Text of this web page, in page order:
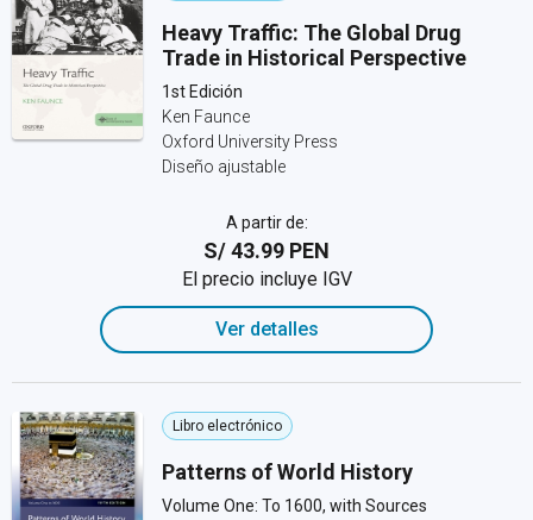
Heavy Traffic: The Global Drug
Trade in Historical Perspective
1st Edición
Ken Faunce
Oxford University Press
Diseño ajustable
A partir de:
S/ 43.99 PEN
El precio incluye IGV
Ver detalles
Libro electrónico
Patterns of World History
Volume One: To 1600, with Sources